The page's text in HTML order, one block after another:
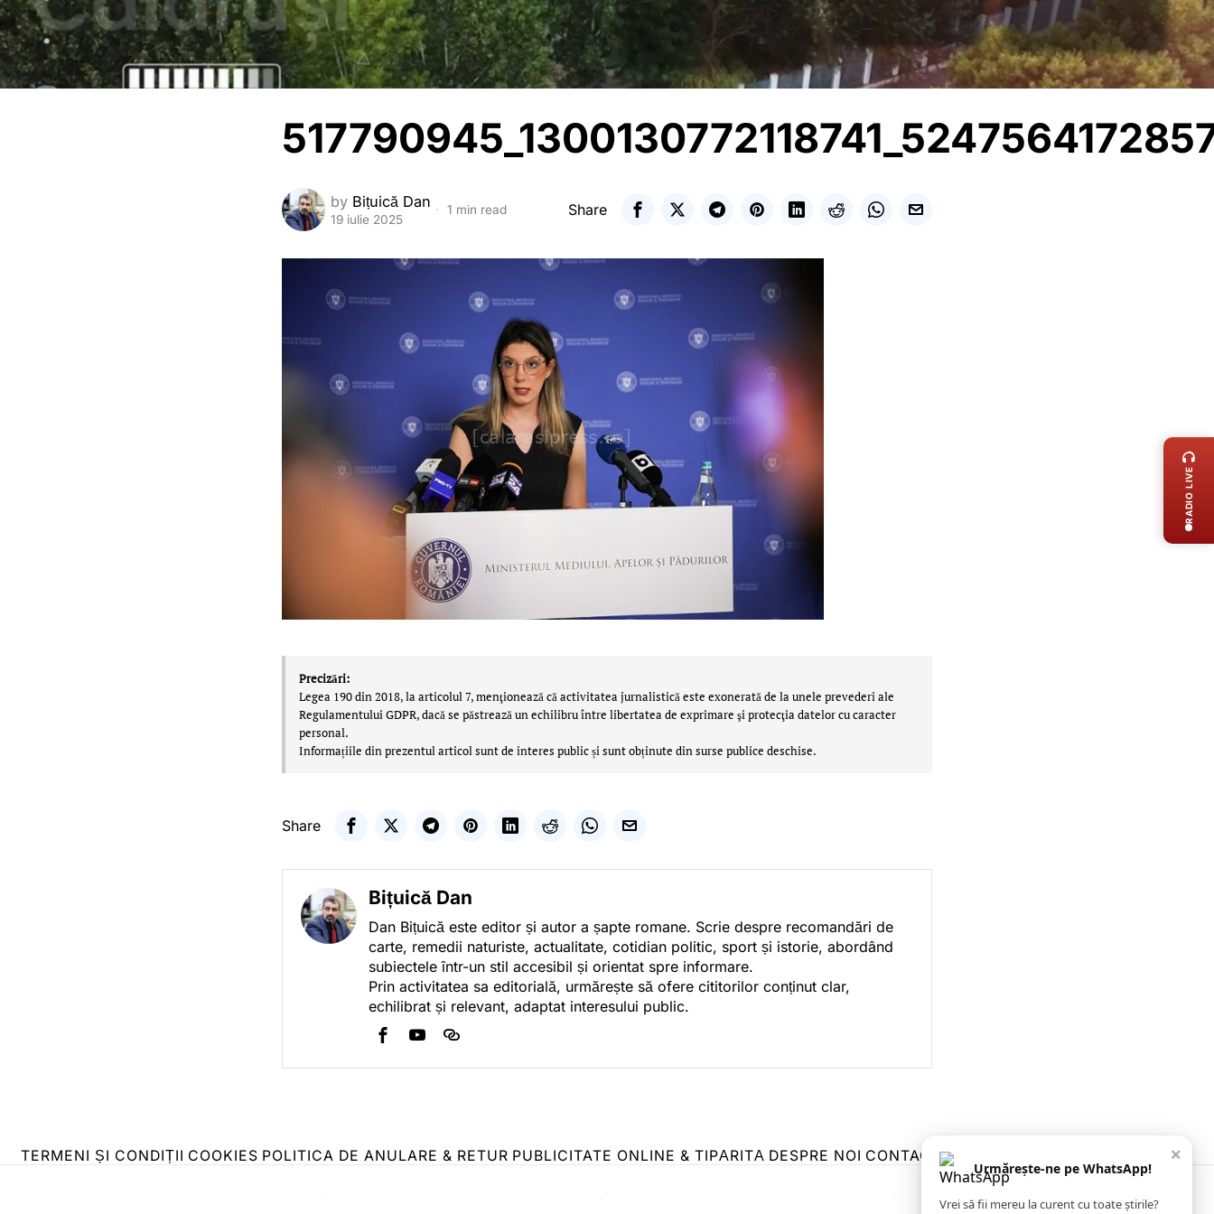
by Bițuică Dan
19 iulie 2025
1 min read Share
Precizări:
Legea 190 din 2018, la articolul 7, menţionează că activitatea jurnalistică este exonerată de la unele prevederi ale
Regulamentului GDPR, dacă se păstrează un echilibru între libertatea de exprimare şi protecţia datelor cu caracter
personal.
Informațiile din prezentul articol sunt de interes public și sunt obținute din surse publice deschise.
Share
Bițuică Dan
Dan Bițuică este editor și autor a șapte romane. Scrie despre recomandări de
carte, remedii naturiste, actualitate, cotidian politic, sport și istorie, abordând
subiectele într-un stil accesibil și orientat spre informare.
Prin activitatea sa editorială, urmărește să ofere cititorilor conținut clar,
echilibrat și relevant, adaptat interesului public.
TERMENI ȘI CONDIȚII COOKIES POLITICA DE ANULARE & RETUR PUBLICITATE ONLINE & TIPĂRITĂ DESPRE NOI CONTACT ZIARUL ANUNȚUL CĂLĂRĂȘEAN
×
Urmărește-ne pe WhatsApp!
Vrei să fii mereu la curent cu toate știrile?
RADIO LIVE